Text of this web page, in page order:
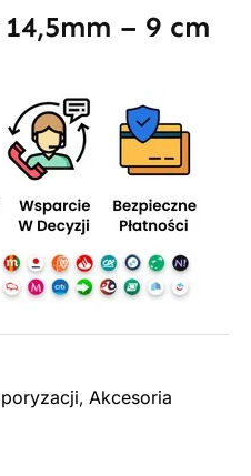
– 9 cm
, Akcesoria